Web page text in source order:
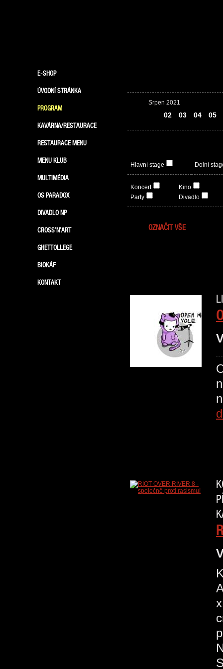
E-SHOP
ÚVODNÍ STRÁNKA
PROGRAM
KAVÁRNA/RESTAURACE
RESTAURACE MENU
MENU KLUB
MULTIMÉDIA
OS PARADOX
DIVADLO NP
CROSS’N’ART
GHETTOLLEGE
BIOKÁF
KONTAKT
Srpen 2021
02 03 04 05
Hlavní stage Dolní
Koncert
Party
Kino
Divadlo
OZNAČIT VŠE